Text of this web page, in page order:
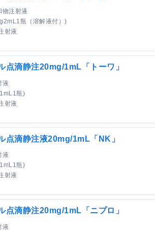
物注射液
瓶（溶解液付）)
射液
点滴静注20mg/1mL「トーワ」
液
瓶)
射液
点滴静注液20mg/1mL「NK」
液
瓶)
射液
点滴静注20mg/1mL「ニプロ」
液